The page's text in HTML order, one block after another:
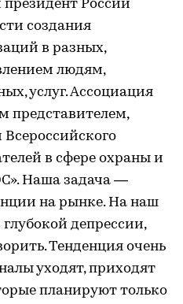
России
создания
в разных,
людям,
услуг. Ассоциация
представителем,
в сфере охраны и
Наша задача —
на рынке. На наш
депрессии,
Тенденция очень
уходят, приходят
планируют только